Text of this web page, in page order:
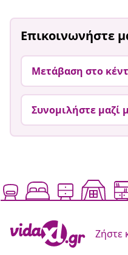
Επικοινωνήστε
Μετάβαση στο
Συνομιλήστε μαζί
Ζήστε